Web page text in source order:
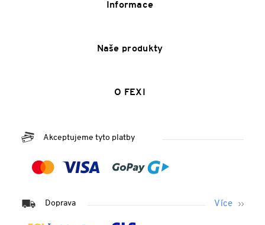
Informace
Naše produkty
O FEXI
Akceptujeme tyto platby
Doprava